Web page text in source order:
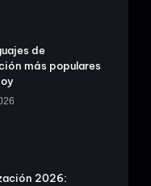
de
más populares
2026: